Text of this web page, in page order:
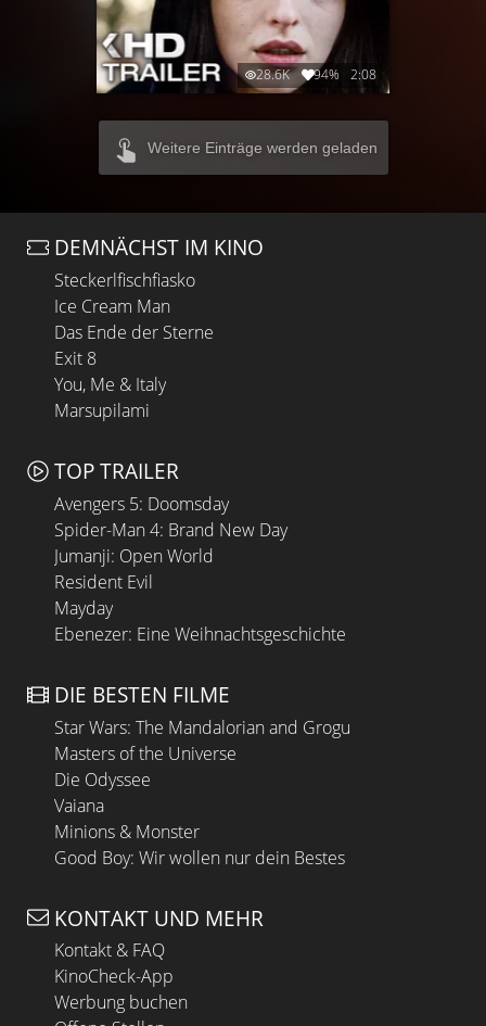
28.6K 94% 2:08
Weitere Einträge werden geladen
DEMNÄCHST IM KINO
Steckerlfischfiasko
Ice Cream Man
Das Ende der Sterne
Exit 8
You, Me & Italy
Marsupilami
TOP TRAILER
Avengers 5: Doomsday
Spider-Man 4: Brand New Day
Jumanji: Open World
Resident Evil
Mayday
Ebenezer: Eine Weihnachtsgeschichte
DIE BESTEN FILME
Star Wars: The Mandalorian and Grogu
Masters of the Universe
Die Odyssee
Vaiana
Minions & Monster
Good Boy: Wir wollen nur dein Bestes
KONTAKT UND MEHR
Kontakt & FAQ
KinoCheck-App
Werbung buchen